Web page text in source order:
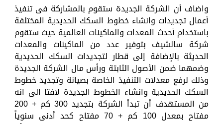
واضاف أن الشركة الجديدة ستقوم بالمشاركة فى تنفيذ
أعمال تجديدات وانشاء خطوط السكك الحديدية المختلفة
باستخدام أحدث المعدات والماكينات العالمية حيث ستقوم
شركة سالشيف بتوفير عدد من الماكينات والمعدات
الحديثة بالإضافة إلى قطار لتجديدات السكك الحديدية
وضمهما ضمن الأصول الثابتة ورأس مال الشركة الجديدة
وذلك لرفع معدلات التنفيذ الخاصة بصيانة وتجديد خطوط
السكك الحديدية وانشاء الخطوط الجديدة لافتا الى انه
من المستهدف أن تبدأ الشركة بتجديد 300 كم + 200
مفتاح بمعدل 100 كم + 70 مفتاح كحد أدنى سنوياً